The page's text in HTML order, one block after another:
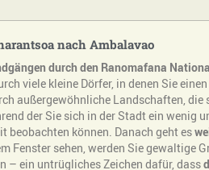
nach Ambalavao
durch den Ranomafana
viele kleine Dörfer, in denen Sie
außergewöhnliche Landschaften,
der Sie sich in der Stadt ein wenig
beobachten können. Danach geht es
Fenster sehen, werden Sie gewaltige
– ein untrügliches Zeichen dafür, dass